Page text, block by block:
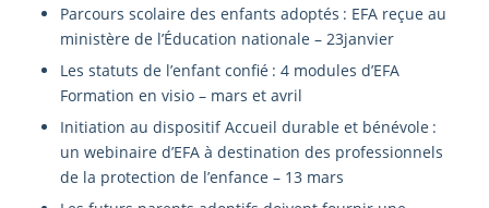
Parcours scolaire des enfants adoptés : EFA reçue au
ministère de l’Éducation nationale – 23janvier
Les statuts de l’enfant confié : 4 modules d’EFA
Formation en visio – mars et avril
Initiation au dispositif Accueil durable et bénévole :
un webinaire d’EFA à destination des professionnels
de la protection de l’enfance – 13 mars